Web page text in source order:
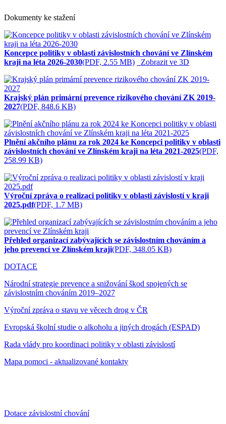
Dokumenty ke stažení
Koncepce politiky v oblasti závislostních chování ve Zlínském
kraji na léta 2026-2030(PDF, 2.55 MB) Zobrazit ve 3D
Krajský plán primární prevence rizikového chování ZK 2019-
2027(PDF, 848.6 KB)
Plnění akčního plánu za rok 2024 ke Koncepci politiky v oblasti
závislostních chování ve Zlínském kraji na léta 2021-2025(PDF,
258.99 KB)
Výroční zpráva o realizaci politiky v oblasti závislostí v kraji
2025.pdf(PDF, 1.7 MB)
Přehled organizací zabývajících se závislostním chováním a
jeho prevencí ve Zlínském kraji(PDF, 348.05 KB)
DOTACE
Národní strategie prevence a snižování škod spojených se
závislostním chováním 2019–2027
Výroční zpráva o stavu ve věcech drog v ČR
Evropská školní studie o alkoholu a jiných drogách (ESPAD)
Rada vlády pro koordinaci politiky v oblasti závislostí
Mapa pomoci - aktualizované kontakty
Dotace závislostní chování